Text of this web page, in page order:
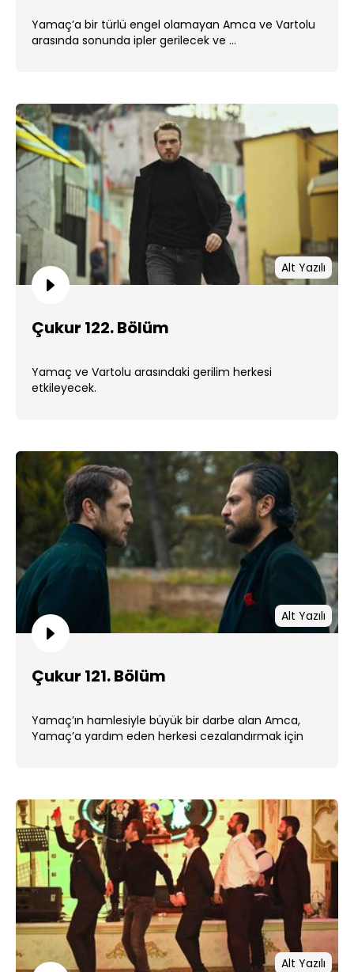
Yamaç’a bir türlü engel olamayan Amca ve Vartolu
arasında sonunda ipler gerilecek ve ...
Alt Yazılı
Çukur 122. Bölüm
Yamaç ve Vartolu arasındaki gerilim herkesi
etkileyecek.
Alt Yazılı
Çukur 121. Bölüm
Yamaç’ın hamlesiyle büyük bir darbe alan Amca,
Yamaç’a yardım eden herkesi cezalandırmak için
Alt Yazılı